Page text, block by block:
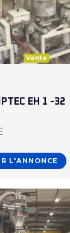
Vente
EH 1 -32
L'ANNONCE